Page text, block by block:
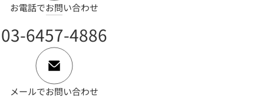
お電話でお問い合わせ
03-6457-4886
メールでお問い合わせ